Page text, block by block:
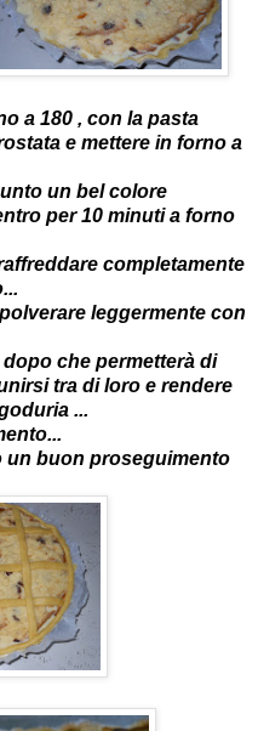
a 180 , con la pasta
e mettere in forno a
un bel colore
per 10 minuti a forno
completamente
leggermente con
che permetterà di
tra di loro e rendere
...
un buon proseguimento